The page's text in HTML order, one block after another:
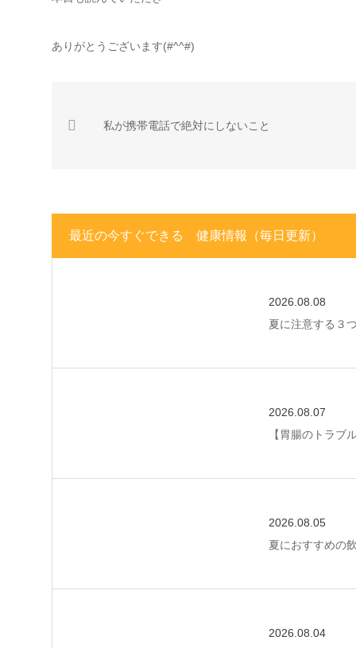
ありがとうございます(#^^#)
私が携帯電話で絶対にしないこと
最近の今すぐできる 健康情報（毎日更新）
2026.08.08
夏に注意する３
2026.08.07
【胃腸のトラブ
2026.08.05
夏におすすめの
2026.08.04